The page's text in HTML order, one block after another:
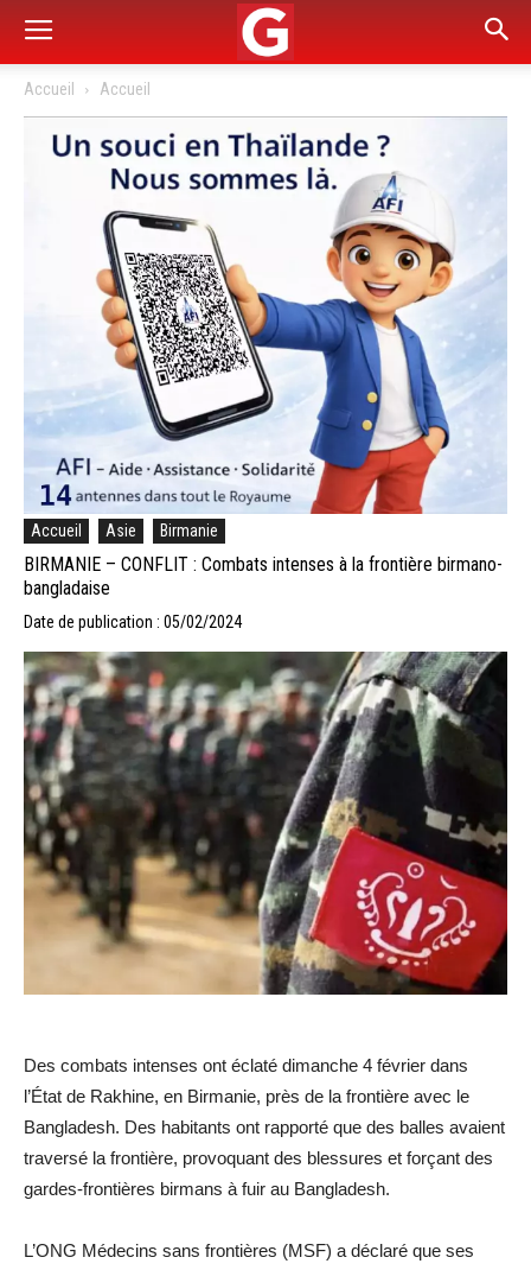
Accueil Accueil
Accueil Asie Birmanie
BIRMANIE – CONFLIT : Combats intenses à la frontière birmano-
bangladaise
Date de publication : 05/02/2024
Des combats intenses ont éclaté dimanche 4 février dans
l’État de Rakhine, en Birmanie, près de la frontière avec le
Bangladesh. Des habitants ont rapporté que des balles avaient
traversé la frontière, provoquant des blessures et forçant des
gardes-frontières birmans à fuir au Bangladesh.
L’ONG Médecins sans frontières (MSF) a déclaré que ses